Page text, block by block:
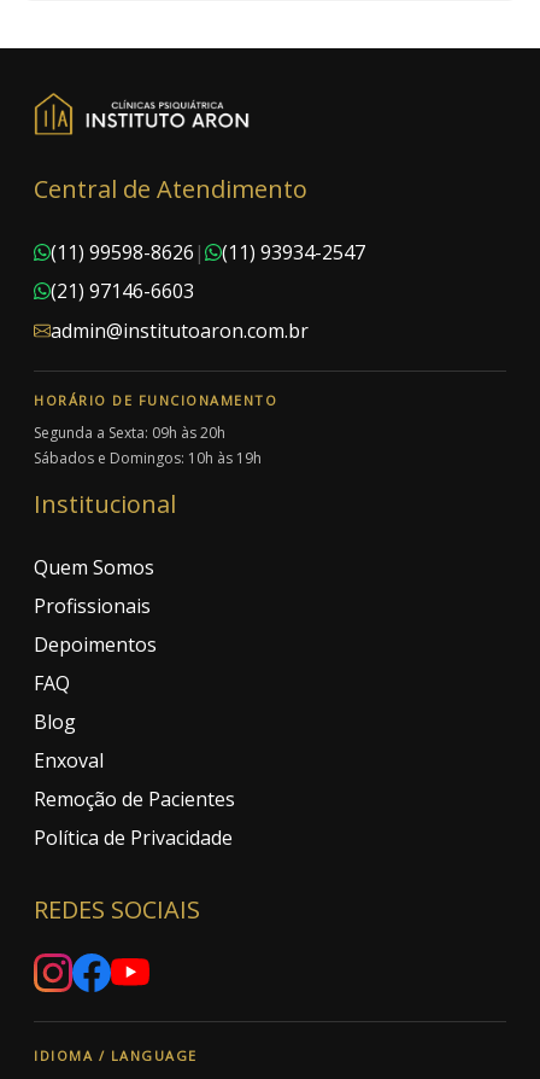
Central de Atendimento
(11) 99598-8626 |
(11) 93934-2547
(21) 97146-6603
admin@institutoaron.com.br
HORÁRIO DE FUNCIONAMENTO
Segunda a Sexta: 09h às 20h
Sábados e Domingos: 10h às 19h
Institucional
Quem Somos
Profissionais
Depoimentos
FAQ
Blog
Enxoval
Remoção de Pacientes
Política de Privacidade
REDES SOCIAIS
IDIOMA / LANGUAGE